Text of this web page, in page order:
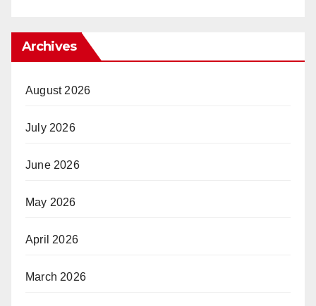
Archives
August 2026
July 2026
June 2026
May 2026
April 2026
March 2026